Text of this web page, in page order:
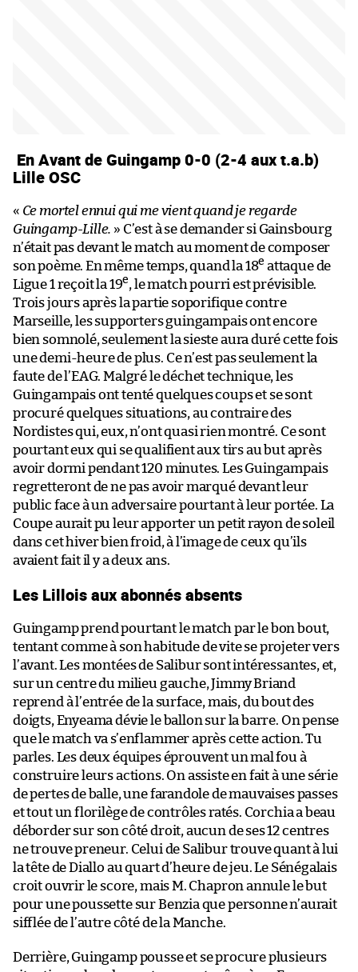
En Avant de Guingamp 0-0 (2-4 aux t.a.b)
Lille OSC
« Ce mortel ennui qui me vient quand je regarde
Guingamp-Lille. » C’est à se demander si Gainsbourg
n’était pas devant le match au moment de composer
son poème. En même temps, quand la 18e attaque de
Ligue 1 reçoit la 19e, le match pourri est prévisible.
Trois jours après la partie soporifique contre
Marseille, les supporters guingampais ont encore
bien somnolé, seulement la sieste aura duré cette fois
une demi-heure de plus. Ce n’est pas seulement la
faute de l’EAG. Malgré le déchet technique, les
Guingampais ont tenté quelques coups et se sont
procuré quelques situations, au contraire des
Nordistes qui, eux, n’ont quasi rien montré. Ce sont
pourtant eux qui se qualifient aux tirs au but après
avoir dormi pendant 120 minutes. Les Guingampais
regretteront de ne pas avoir marqué devant leur
public face à un adversaire pourtant à leur portée. La
Coupe aurait pu leur apporter un petit rayon de soleil
dans cet hiver bien froid, à l’image de ceux qu’ils
avaient fait il y a deux ans.
Les Lillois aux abonnés absents
Guingamp prend pourtant le match par le bon bout,
tentant comme à son habitude de vite se projeter vers
l’avant. Les montées de Salibur sont intéressantes, et,
sur un centre du milieu gauche, Jimmy Briand
reprend à l’entrée de la surface, mais, du bout des
doigts, Enyeama dévie le ballon sur la barre. On pense
que le match va s’enflammer après cette action. Tu
parles. Les deux équipes éprouvent un mal fou à
construire leurs actions. On assiste en fait à une série
de pertes de balle, une farandole de mauvaises passes
et tout un florilège de contrôles ratés. Corchia a beau
déborder sur son côté droit, aucun de ses 12 centres
ne trouve preneur. Celui de Salibur trouve quant à lui
la tête de Diallo au quart d’heure de jeu. Le Sénégalais
croit ouvrir le score, mais M. Chapron annule le but
pour une poussette sur Benzia que personne n’aurait
sifflée de l’autre côté de la Manche.
Derrière, Guingamp pousse et se procure plusieurs